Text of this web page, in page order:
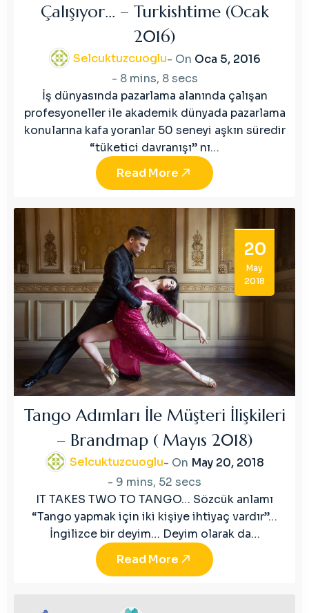
Çalışıyor… – Turkishtime (Ocak
2016)
Selcuktuzcuoglu- On Oca 5, 2016
- 8 mins, 8 secs
İş dünyasında pazarlama alanında çalışan
profesyoneller ile akademik dünyada pazarlama
konularına kafa yoranlar 50 seneyi aşkın süredir
“tüketici davranışı” nı…
Read More
20
May
2018
Tango Adımları İle Müşteri İlişkileri
– Brandmap ( Mayıs 2018)
Selcuktuzcuoglu- On May 20, 2018
- 9 mins, 52 secs
IT TAKES TWO TO TANGO… Sözcük anlamı
“Tango yapmak için iki kişiye ihtiyaç vardır”…
İngilizce bir deyim… Deyim olarak da…
Read More